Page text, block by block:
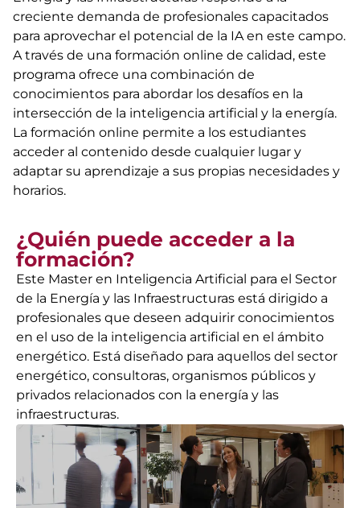
creciente demanda de profesionales capacitados
para aprovechar el potencial de la IA en este campo.
A través de una formación online de calidad, este
programa ofrece una combinación de
conocimientos para abordar los desafíos en la
intersección de la inteligencia artificial y la energía.
La formación online permite a los estudiantes
acceder al contenido desde cualquier lugar y
adaptar su aprendizaje a sus propias necesidades y
horarios.
¿Quién puede acceder a la
formación?
Este Master en Inteligencia Artificial para el Sector
de la Energía y las Infraestructuras está dirigido a
profesionales que deseen adquirir conocimientos
en el uso de la inteligencia artificial en el ámbito
energético. Está diseñado para aquellos del sector
energético, consultoras, organismos públicos y
privados relacionados con la energía y las
infraestructuras.